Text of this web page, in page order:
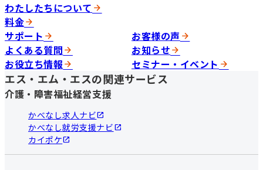
わたしたちについて
料金
サポート
お客様の声
よくある質問
お知らせ
お役立ち情報
セミナー・イベント
エス・エム・エスの関連サービス
介護・障害福祉経営支援
かべなし求人ナビ
かべなし就労支援ナビ
カイポケ